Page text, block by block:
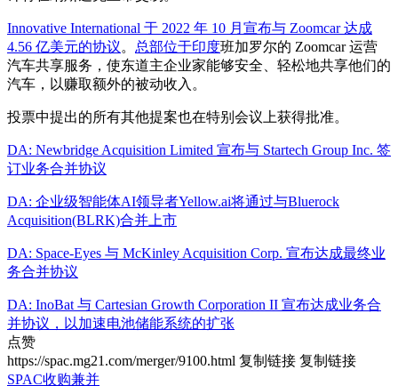
Innovative International 于 2022 年 10 月宣布与 Zoomcar 达成
4.56 亿美元的协议。 总部位于印度班加罗尔的 Zoomcar 运营
汽车共享服务，使东道主企业家能够安全、轻松地共享他们的
汽车，以赚取额外的被动收入。
投票中提出的所有其他提案也在特别会议上获得批准。
DA: Newbridge Acquisition Limited 宣布与 Startech Group Inc. 签
订业务合并协议
DA: 企业级智能体AI领导者Yellow.ai将通过与Bluerock
Acquisition(BLRK)合并上市
DA: Space-Eyes 与 McKinley Acquisition Corp. 宣布达成最终业
务合并协议
DA: InoBat 与 Cartesian Growth Corporation II 宣布达成业务合
并协议，以加速电池储能系统的扩张
点赞
https://spac.mg21.com/merger/9100.html 复制链接 复制链接
SPAC收购兼并